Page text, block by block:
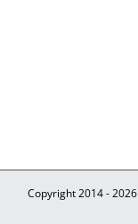
Copyright 2014 -2026